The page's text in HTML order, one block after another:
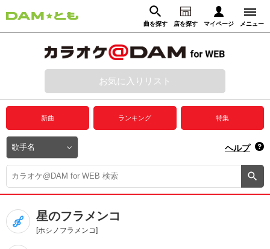
曲を探す 店を探す マイページ メニュー
動画からさがす 録音からさがす
ログイン
プレミアムサービス
DAM★とも動画
DAM★とも録音
カラオケ＠DAM
ユーザー検索
お気に入りリスト
新曲 ランキング 特集
ヘルプ
星のフラメンコ
[ホシノフラメンコ]